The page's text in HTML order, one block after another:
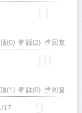
顶(0) 踩(2) 回复
顶(1) 踩(0) 回复
17